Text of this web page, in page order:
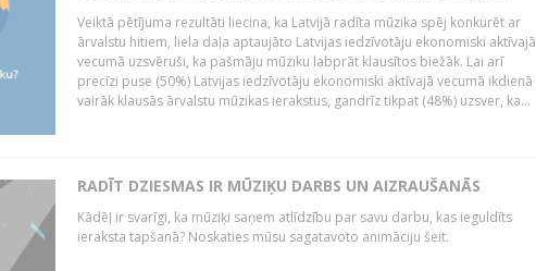
Veiktā pētījuma rezultāti liecina, ka Latvijā radīta mūzika spēj konkurēt ar
ārvalstu hitiem, liela daļa aptaujāto Latvijas iedzīvotāju ekonomiski aktīvajā
vecumā uzsvēruši, ka pašmāju mūziku labprāt klausītos biežāk. Lai arī
precīzi puse (50%) Latvijas iedzīvotāju ekonomiski aktīvajā vecumā ikdienā
vairāk klausās ārvalstu mūzikas ierakstus, gandrīz tikpat (48%) uzsver, ka...
RADĪT DZIESMAS IR MŪZIĶU DARBS UN AIZRAUŠANĀS
Kādēļ ir svarīgi, ka mūziķi saņem atlīdzību par savu darbu, kas ieguldīts
ieraksta tapšanā? Noskaties mūsu sagatavoto animāciju šeit.